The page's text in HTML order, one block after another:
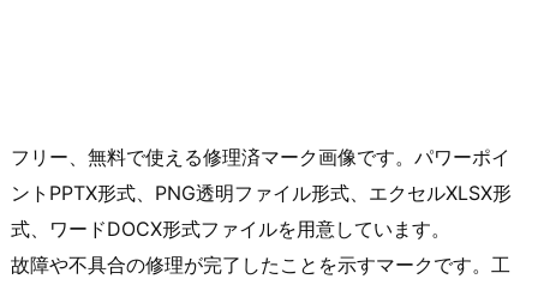
フリー、無料で使える修理済マーク画像です。パワーポイ
ントPPTX形式、PNG透明ファイル形式、エクセルXLSX形
式、ワードDOCX形式ファイルを用意しています。
故障や不具合の修理が完了したことを示すマークです。工